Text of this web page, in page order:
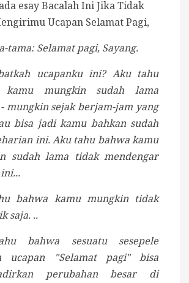
esay Bacalah Ini Jika Tidak
Ucapan Selamat Pagi,
tama: Selamat pagi, Sayang.
ucapanku ini? Aku tahu
kamu mungkin sudah lama
mungkin sejak berjam-jam yang
bisa jadi kamu bahkan sudah
ini. Aku tahu bahwa kamu
sudah lama tidak mendengar
bahwa kamu mungkin tidak
saja. ..
bahwa sesuatu sesepele
ucapan "Selamat pagi" bisa
perubahan besar di